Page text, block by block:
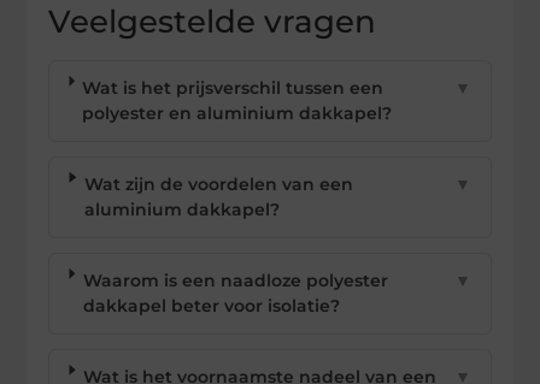
Veelgestelde vragen
Wat is het prijsverschil tussen een
polyester en aluminium dakkapel?
▼
Wat zijn de voordelen van een
aluminium dakkapel?
▼
Waarom is een naadloze polyester
dakkapel beter voor isolatie?
▼
Wat is het voornaamste nadeel van een
▼